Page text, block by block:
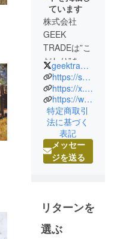
ています
株式会社
GEEK
TRADEは”こ
だわり”をお
届けする会
社です。
運営会社の
株式会社
GEEK
TRADEは、
自転車アク
セサリーを
売を行って
イクリスト
geektrade_jp
https://shop.geektrade.co.jp
https://x.com/geektrade_jp
https://www.instagram.com/geektrade.jp
特定商取引
法に基づく
表記
メッセー
ジを送る
リターンを
選ぶ